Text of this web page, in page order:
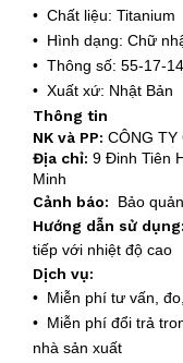
• Chất liệu: Titanium
• Hình dạng: Chữ
• Thông số: 55-17-
• Xuất xứ: Nhật Bản
Thông tin
NK và PP: CÔNG TY
Địa chỉ: 9 Đinh Tiên
Minh
Cảnh báo: Bảo
Hướng dẫn sử
tiếp với nhiệt độ cao
Dịch vụ:
• Miễn phí tư vấn,
• Miễn phí đổi trả
nhà sản xuất